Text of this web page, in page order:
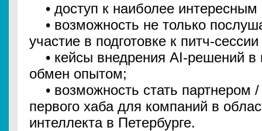
• доступ к наиболее интересным
• возможность не только
участие в подготовке к питч-
• кейсы внедрения AI-решений в
обмен опытом;
• возможность стать партнером
первого хаба для компаний в
интеллекта в Петербурге.